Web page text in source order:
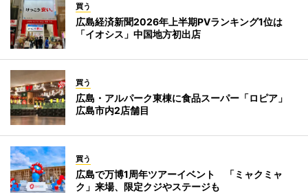
買う
広島経済新聞2026年上半期PVランキング1位は
「イオシス」中国地方初出店
買う
広島・アルパーク東棟に食品スーパー「ロピア」
広島市内2店舗目
買う
広島で万博1周年ツアーイベント 「ミャクミャ
ク」来場、限定クジやステージも